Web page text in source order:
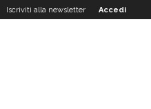
Iscriviti alla newsletter Accedi